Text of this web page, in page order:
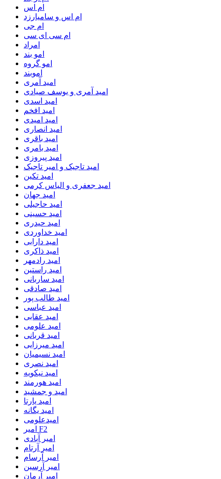
ام اس
ام اس و سامیارزد
ام جی
ام سی ای سی
امراد
امو بند
امو گروه
اموبند
امید آمری
امید آمری و یوسف صیادی
امید اسدی
امید افخم
امید امیدی
امید انصاری
امید باقری
امید بامری
امید پیروزی
امید تاجیک و امیر تاجیک
امید تکین
امید جعفری و الیاس کرمی
امید جهان
امید حاجیلی
امید حسینی
امید حیدری
امید خداوردی
امید دارابی
امید ذاکری
امید رادمهر
امید راستین
امید ساربانی
امید صادقی
امید طالب پور
امید عباسی
امید عقابی
امید علومی
امید قربانی
امید میرزایی
امید نسیمیان
امید نصری
امید نیکویه
امید هورمند
امید و جمشید
امید یارتا
امید یگانه
امیدعلومی
امیر F2
امیر آبادی
امیر آرتام
امیر آرسام
امیر آرسین
امیر آرمان